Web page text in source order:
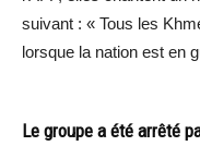
suivant : « Tous les
lorsque la nation est en
Le groupe a été arrêté